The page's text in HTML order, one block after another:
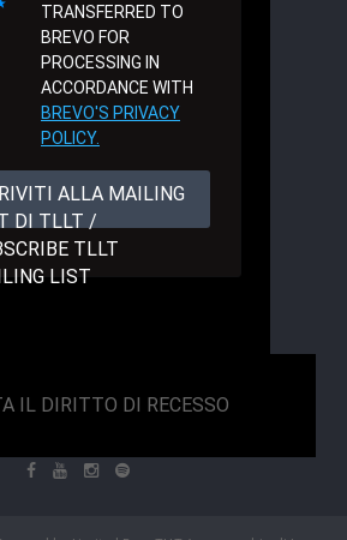
TRANSFERRED TO
BREVO FOR
PROCESSING IN
ACCORDANCE WITH
BREVO'S PRIVACY
POLICY.
ALLA MAILING
DI TLLT /
TLLT
LIST
IL DIRITTO DI RECESSO